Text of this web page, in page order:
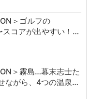
＞ゴルフの
スコアが出やすい！…
＞霧島…幕末志士た
ながら、4つの温泉…